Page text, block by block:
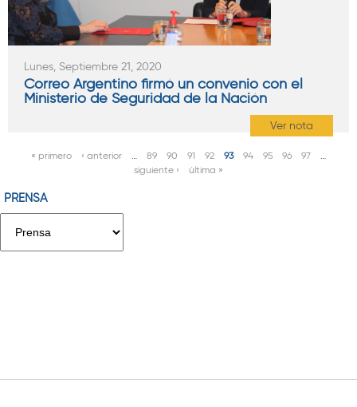
Lunes, Septiembre 21, 2020
Correo Argentino firmó un convenio con el
Ministerio de Seguridad de la Nación
Ver nota
g
a
« primero ‹ anterior … 89 90 91 92 93 94 95 96 97
…
siguiente ›
última »
PRENSA